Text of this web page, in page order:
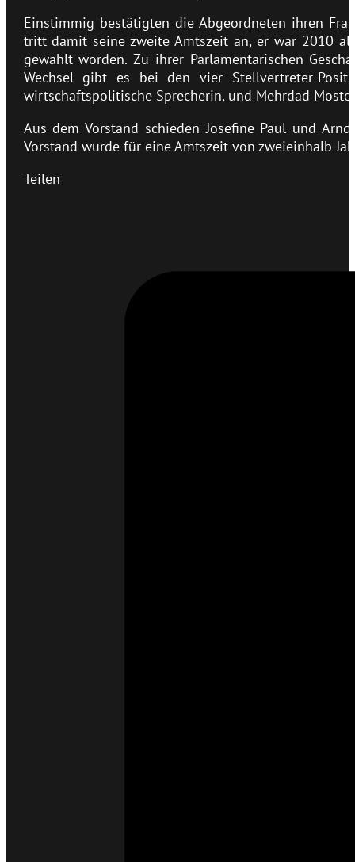
Einstimmig bestätigten die Abgeordneten ihren
tritt damit seine zweite Amtszeit an, er war 2010
gewählt worden. Zu ihrer Parlamentarischen
Wechsel gibt es bei den vier Stellvertreter-
wirtschaftspolitische Sprecherin, und Mehrdad
Aus dem Vorstand schieden Josefine Paul und
Vorstand wurde für eine Amtszeit von zweieinhalb
Teilen